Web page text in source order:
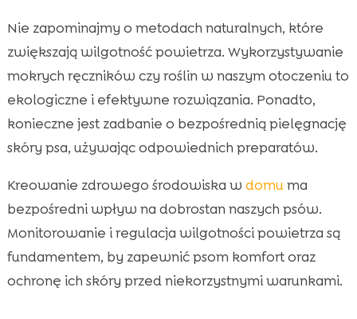
Nie zapominajmy o metodach naturalnych, które
zwiększają wilgotność powietrza. Wykorzystywanie
mokrych ręczników czy roślin w naszym otoczeniu to
ekologiczne i efektywne rozwiązania. Ponadto,
konieczne jest zadbanie o bezpośrednią pielęgnację
skóry psa, używając odpowiednich preparatów.
Kreowanie zdrowego środowiska w domuma
bezpośredni wpływ na dobrostan naszych psów.
Monitorowanie i regulacja wilgotności powietrza są
fundamentem, by zapewnić psom komfort oraz
ochronę ich skóry przed niekorzystnymi warunkami.